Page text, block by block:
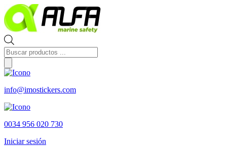
Skip
to
content
Búsqueda
de
productos
info@imostickers.com
0034 956 020 730
Iniciar sesión